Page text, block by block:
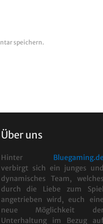
speichern.
Über uns
Hinter Bluegaming.de
verbirgt sich ein junges und
dynamisches Team, welches
durch die Liebe zum Spiel
angetrieben wird, euch eine
neue Möglichkeit der
Unterhaltung im Bezug